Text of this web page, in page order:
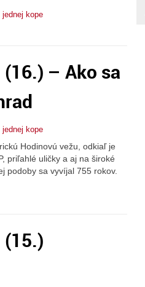
kope
– Ako sa
kope
Hodinovú vežu, odkiaľ je
priľahlé uličky a aj na široké
podoby sa vyvíjal 755 rokov.